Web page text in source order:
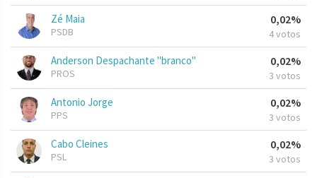
Zé Maia
PSDB
0,02%
4 votos
Anderson Despachante "branco"
PROS
0,02%
3 votos
Antonio Jorge
PPS
0,02%
3 votos
Cabo Cleines
PSL
0,02%
3 votos